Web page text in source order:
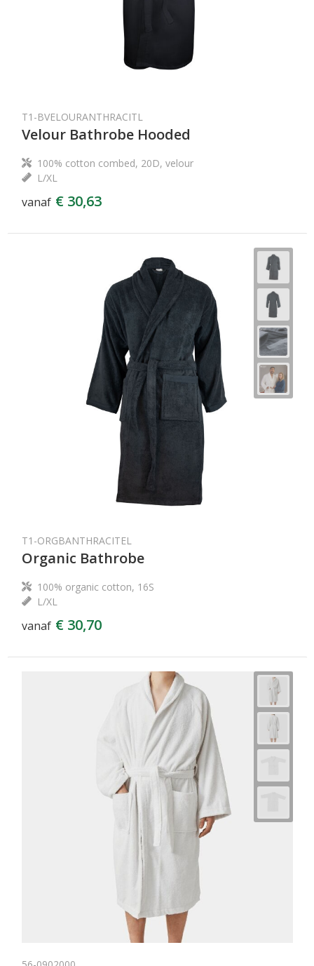
T1-BVELOURANTHRACITL
Velour Bathrobe Hooded
100% cotton combed, 20D, velour
L/XL
vanaf € 30,63
T1-ORGBANTHRACITEL
Organic Bathrobe
100% organic cotton, 16S
L/XL
vanaf € 30,70